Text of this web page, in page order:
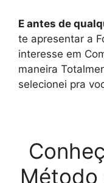
E antes de
te apresentar a
interesse em
maneira
selecionei pra
Método